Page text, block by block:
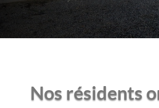
Nos résidents